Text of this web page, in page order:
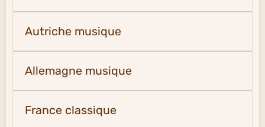
Autriche musique
Allemagne musique
France classique